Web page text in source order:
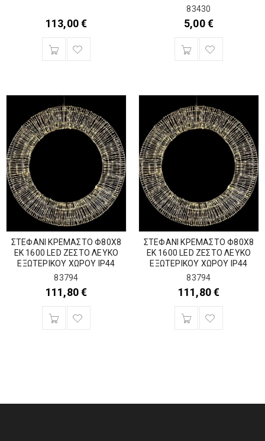
113,00€
83430
5,00€
ΣΤΕΦΑΝΙ ΚΡΕΜΑΣΤΟ Φ80Χ8
ΕΚ 1600 LED ΖΕΣΤΟ ΛΕΥΚΟ
ΕΞΩΤΕΡΙΚΟΥ ΧΩΡΟΥ IP44
83794
111,80€
ΣΤΕΦΑΝΙ ΚΡΕΜΑΣΤΟ Φ80Χ8
ΕΚ 1600 LED ΖΕΣΤΟ ΛΕΥΚΟ
ΕΞΩΤΕΡΙΚΟΥ ΧΩΡΟΥ IP44
83794
111,80€